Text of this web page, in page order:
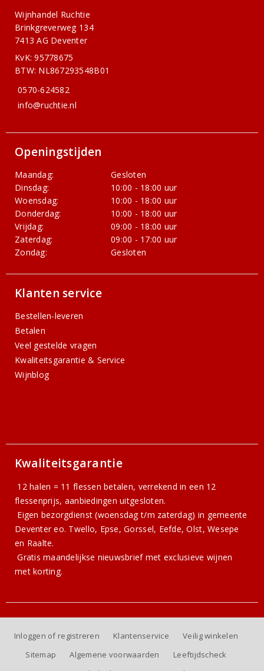
Wijnhandel Ruchtie
Brinkgreverweg 134
7413 AG Deventer
KvK: 95778675
BTW: NL867293548B01
0570-624582
info@ruchtie.nl
Openingstijden
Maandag:
Gesloten
Dinsdag:
10:00 - 18:00 uur
Woensdag:
10:00 - 18:00 uur
Donderdag:
10:00 - 18:00 uur
Vrijdag:
09:00 - 18:00 uur
Zaterdag:
09:00 - 17:00 uur
Zondag:
Gesloten
Klanten service
Bestellen-leveren
Betalen
Veel gestelde vragen
Kwaliteitsgarantie & Service
Wijnblog
Kwaliteitsgarantie
12 halen = 11 flessen betalen, verrekend in een 12
flessenprijs, aanbiedingen uitgesloten.
Eigen bezorgdienst (woensdag t/m zaterdag) in gemeente
Deventer eo. Twello, Epse, Gorssel, Eefde, Olst, Wesepe
en Raalte.
Gratismaandelijkse nieuwsbriefmet exclusieve wijnen
met korting.
Inloggen of registreren Klantenservice
Veilig winkelen
Sitemap
Algemene voorwaarden
Leeftijdscheck